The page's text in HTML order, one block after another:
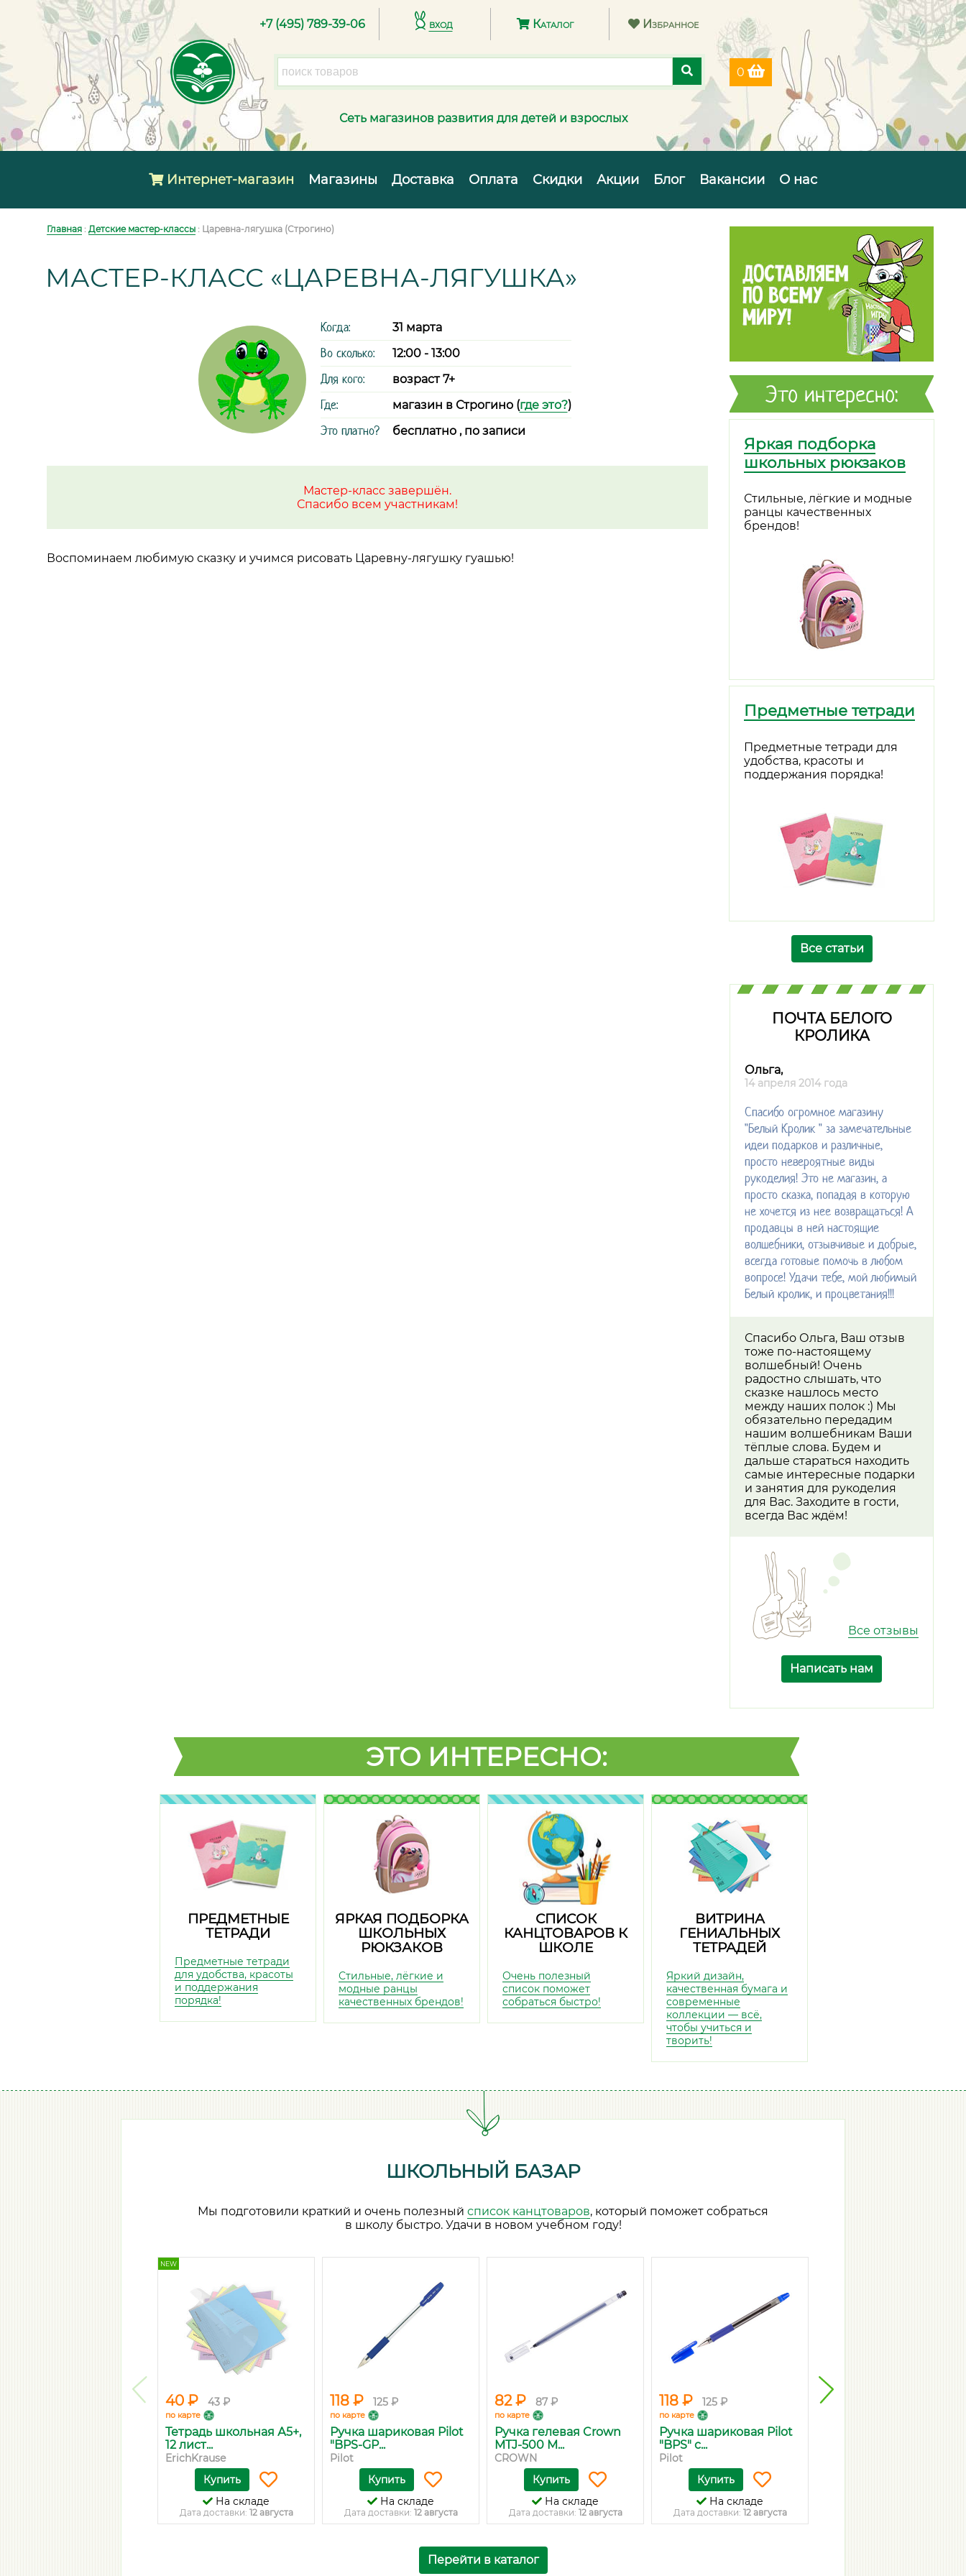
+7 (495) 789-39-06 вход Каталог Избранное
0
Сеть магазинов развития для детей и взрослых
Интернет-магазин Магазины Доставка Оплата Скидки Акции Блог Вакансии О нас
Главная : Детские мастер-классы : Царевна-лягушка (Строгино)
МАСТЕР-КЛАСС «ЦАРЕВНА-ЛЯГУШКА»
Когда: 31 марта
Во сколько: 12:00 - 13:00
Для кого: возраст 7+
Где: магазин в Строгино (где это?)
Это платно? бесплатно , по записи
Мастер-класс завершён.
Спасибо всем участникам!
Воспоминаем любимую сказку и учимся рисовать Царевну-лягушку гуашью!
Это интересно:
Яркая подборка
школьных рюкзаков
Стильные, лёгкие и модные
ранцы качественных
брендов!
Предметные тетради
Предметные тетради для
удобства, красоты и
поддержания порядка!
Все статьи
ПОЧТА БЕЛОГО
КРОЛИКА
Ольга,
14 апреля 2014 года
Спасибо огромное магазину
"Белый Кролик " за замечательные
идеи подарков и различные,
просто невероятные виды
рукоделия! Это не магазин, а
просто сказка, попадая в которую
не хочется из нее возвращаться! А
продавцы в ней настоящие
волшебники, отзывчивые и добрые,
всегда готовые помочь в любом
вопросе! Удачи тебе, мой любимый
Белый кролик, и процветания!!!
Спасибо Ольга, Ваш отзыв
тоже по-настоящему
волшебный! Очень
радостно слышать, что
сказке нашлось место
между наших полок :) Мы
обязательно передадим
нашим волшебникам Ваши
тёплые слова. Будем и
дальше стараться находить
самые интересные подарки
и занятия для рукоделия
для Вас. Заходите в гости,
всегда Вас ждём!
Все отзывы
Написать нам
ЭТО ИНТЕРЕСНО:
ПРЕДМЕТНЫЕ
ТЕТРАДИ
Предметные тетради
для удобства, красоты
и поддержания
порядка!
ЯРКАЯ ПОДБОРКА
ШКОЛЬНЫХ
РЮКЗАКОВ
Стильные, лёгкие и
модные ранцы
качественных брендов!
СПИСОК
КАНЦТОВАРОВ К
ШКОЛЕ
Очень полезный
список поможет
собраться быстро!
ВИТРИНА
ГЕНИАЛЬНЫХ
ТЕТРАДЕЙ
Яркий дизайн,
качественная бумага и
современные
коллекции — всё,
чтобы учиться и
творить!
ШКОЛЬНЫЙ БАЗАР
Мы подготовили краткий и очень полезный список канцтоваров, который поможет собраться
в школу быстро. Удачи в новом учебном году!
NEW
40 ₽ 43 ₽
по карте
Тетрадь школьная А5+,
12 лист...
ErichKrause
Купить
На складе
Дата доставки: 12 августа
118 ₽ 125 ₽
по карте
Ручка шариковая Pilot
"BPS-GP...
Pilot
Купить
На складе
Дата доставки: 12 августа
82 ₽ 87 ₽
по карте
Ручка гелевая Crown
MTJ-500 M...
CROWN
Купить
На складе
Дата доставки: 12 августа
118 ₽ 125 ₽
по карте
Ручка шариковая Pilot
"BPS" с...
Pilot
Купить
На складе
Дата доставки: 12 августа
97 ₽
Перейти в каталог